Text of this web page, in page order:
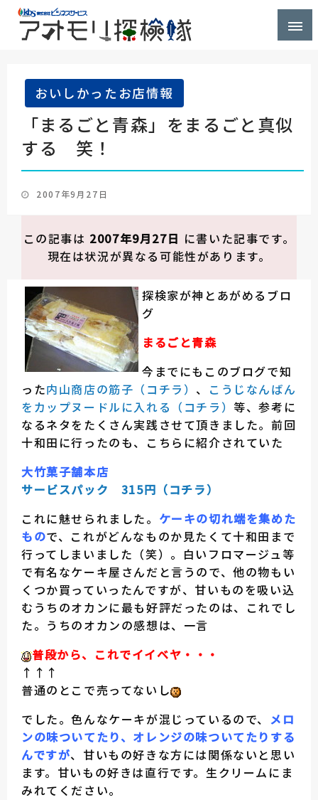
おいしかったお店情報
「まるごと青森」をまるごと真似
する 笑！
投
日:
2007年9月27日
この記事は 2007年9月27日 に書いた記事です。
現在は状況が異なる可能性があります。
探検家が神とあがめるブロ
グ
まるごと青森
今までにもこのブログで知
った内山商店の筋子（コチラ） 、 こうじなんばん
をカップヌードルに入れる（コチラ） 等、参考に
なるネタをたくさん実践させて頂きました。前回
十和田に行ったのも、こちらに紹介されていた
大竹菓子舗本店
サービスパック 315円（コチラ）
これに魅せられました。 ケーキの切れ端を集めた
もので、これがどんなものか見たくて十和田まで
行ってしまいました（笑）。白いフロマージュ等
で有名なケーキ屋さんだと言うので、他の物もい
くつか買っていったんですが、甘いものを吸い込
むうちのオカンに最も好評だったのは、これでし
た。うちのオカンの感想は、一言
普段から、これでイイベヤ・・・
↑↑↑
普通のとこで売ってないし
でした。色んなケーキが混じっているので、 メロ
ンの味ついてたり、オレンジの味ついてたりする
んですが、甘いもの好きな方には関係ないと思い
ます。甘いもの好きは直行です。生クリームにま
みれてください。